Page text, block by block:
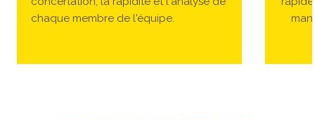
chaque membre de l'équipe.